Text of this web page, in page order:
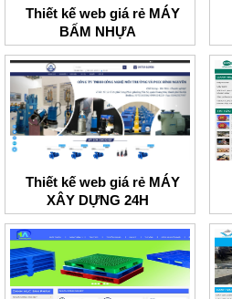
Thiết kế web giá rẻ MÁY
BẤM NHỰA
Thiết kế web giá rẻ MÁY
XÂY DỰNG 24H